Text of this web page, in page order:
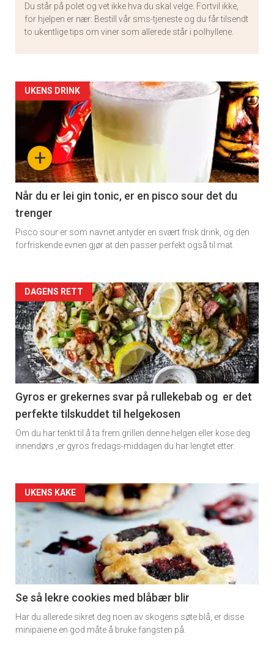
Du står på polet og vet ikke hva du skal velge. Fortvil ikke,
for hjelpen er nær: Bestill vår sms-tjeneste og du får tilsendt
to ukentlige tips om viner som allerede står i polhyllene.
Artikler
detail
section
11
+
UKENS DRINK
Når du er lei gin tonic, er en pisco sour det du
trenger
Pisco sour er som navnet antyder en svært frisk drink, og den
forfriskende evnen gjør at den passer perfekt også til mat.
Artikler
detail
-
section
11
Dagens
rett
DAGENS RETT
Gyros er grekernes svar på rullekebab og er det
perfekte tilskuddet til helgekosen
Om du har tenkt til å ta frem grillen denne helgen eller kose deg
innendørs ,er gyros fredags-middagen du har lengtet etter.
Artikler
detail
-
section
11
Dagens
UKENS KAKE
Se så lekre cookies med blåbær blir
Har du allerede sikret deg noen av skogens søte blå, er disse
minipaiene en god måte å bruke fangsten på.